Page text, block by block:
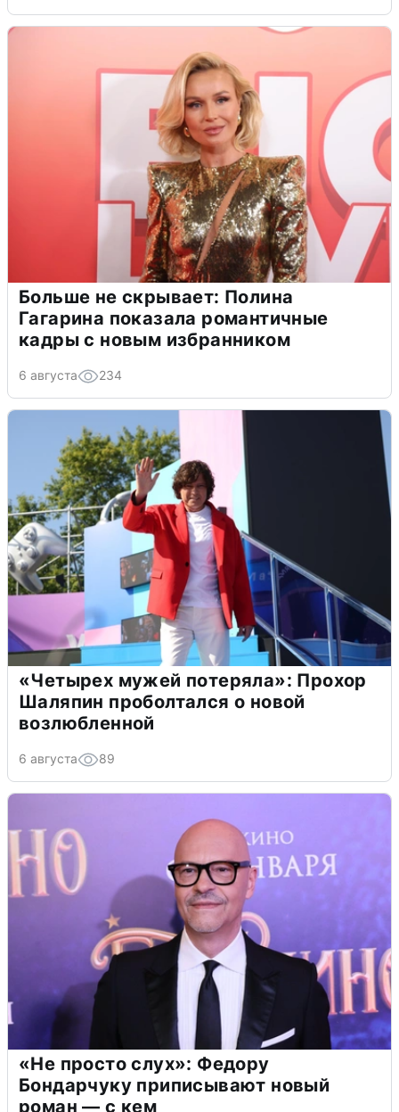
Больше не скрывает: Полина
Гагарина показала романтичные
кадры с новым избранником
6 августа 234
«Четырех мужей потеряла»: Прохор
Шаляпин проболтался о новой
возлюбленной
6 августа 89
«Не просто слух»: Федору
Бондарчуку приписывают новый
роман — с кем